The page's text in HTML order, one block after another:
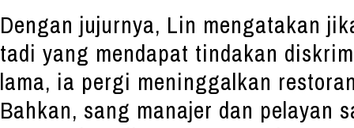
Dengan jujurnya, Lin mengatakan
tadi yang mendapat tindakan
lama, ia pergi meninggalkan
Bahkan, sang manajer dan pelayan